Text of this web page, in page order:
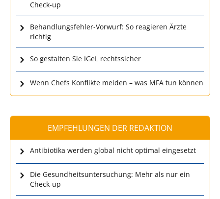
Check-up
Behandlungsfehler-Vorwurf: So reagieren Ärzte
richtig
So gestalten Sie IGeL rechtssicher
Wenn Chefs Konflikte meiden – was MFA tun können
EMPFEHLUNGEN DER REDAKTION
Antibiotika werden global nicht optimal eingesetzt
Die Gesundheitsuntersuchung: Mehr als nur ein
Check-up